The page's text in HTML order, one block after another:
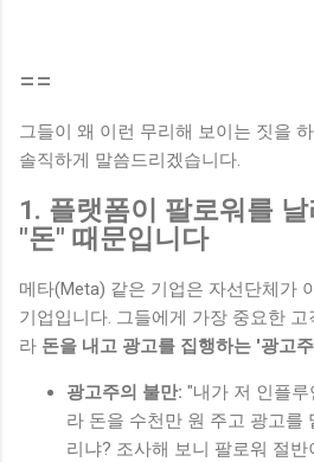
==
그들이 왜 이런 무리해 보이는 짓을
솔직하게 말씀드리겠습니다.
1. 플랫폼이 팔로워를
"돈" 때문입니다
메타(Meta) 같은 기업은 자선단체가
기업입니다. 그들에게 가장 중요한
라 돈을 내고 광고를 집행하는 '광고
광고주의 불만: "내가 저 인플
라 돈을 수천만 원 주고 광고를
리냐? 조사해 보니 팔로워 절